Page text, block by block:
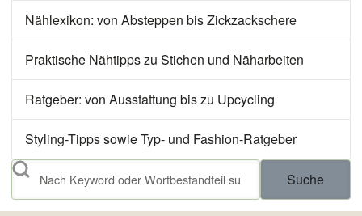
Nählexikon: von Absteppen bis Zickzackschere
Praktische Nähtipps zu Stichen und Näharbeiten
Ratgeber: von Ausstattung bis zu Upcycling
Styling-Tipps sowie Typ- und Fashion-Ratgeber
Suche